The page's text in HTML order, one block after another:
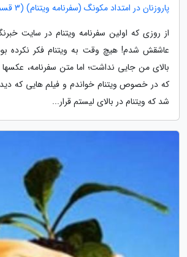
پاروزنان در امتداد مکونگ (سفرنامه ویتنام) (3 قسمت)
از روزی که اولین سفرنامه ویتنام در سایت
عاشقش شدم! هیچ وقت به ویتنام فکر نکرده
بالای من جایی نداشت؛ اما متن سفرنامه، عکسها
که در خصوص ویتنام خواندم و فیلم هایی که
شد که ویتنام در بالای لیستم قرار...